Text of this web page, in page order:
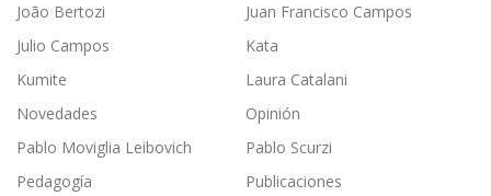
João Bertozi
Juan Francisco Campos
Julio Campos
Kata
Kumite
Laura Catalani
Novedades
Opinión
Pablo Moviglia Leibovich
Pablo Scurzi
Pedagogía
Publicaciones